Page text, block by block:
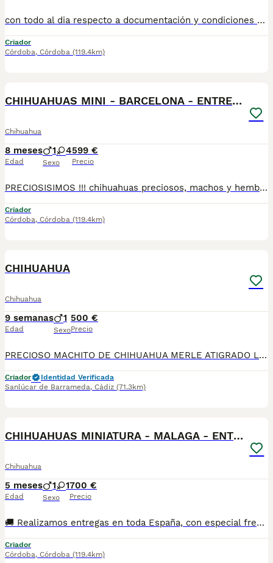
con todo al dia respecto a documentación y condiciones sanitarias , tanto así que hacemos entregas totalmente personalizadas y sin un euro por adelantado , obtenerse personas no aptas para tener perros , solo personas responsables. hacemos entregas a toda ESPAÑA . mas info 670864332
Criador
Córdoba, Córdoba (119.4km)
CHIHUAHUAS MINI - BARCELONA - ENTREGA
Chihuahua
8 meses
Edad
1 4
Sexo
599 €
Precio
PRECIOSISIMOS !!! chihuahuas preciosos, machos y hembras disponibles , se entregan con todo al dia respecto a documentación y condiciones sanitarias , tanto así que hacemos entregas totalmente personalizadas y sin un euro por adelantado , obtenerse personas no aptas para tener perros , solo personas responsables. hacemos entregas a toda ESPAÑA . mas info 670864332
Criador
Córdoba, Córdoba (119.4km)
CHIHUAHUA
Chihuahua
9 semanas
Edad
1
Sexo
500 €
Precio
PRECIOSO MACHITO DE CHIHUAHUA MERLE ATIGRADO LISTO PARA ENTREGA , NO DUDES EN LLAMARNOS PRECIO ECONOMICO
Criador
Identidad Verificada
Sanlúcar de Barrameda, Cádiz (71.3km)
CHIHUAHUAS MINIATURA - MALAGA - ENTREGA
Chihuahua
5 meses
Edad
1 1
Sexo
700 €
Precio
🚚 Realizamos entregas en toda España, con especial frecuencia en **Andalucía**: Sevilla, Málaga, Cádiz, Córdoba, Granada, Jaén, Huelva y Almería. También entregamos habitualmente en Marbella, Jerez de la Frontera, Estepona, Fuengirola, Benalmádena, Mijas, Dos Hermanas y cualquier punto de España. **Entrega 100% a contrarreembolso.** No tendrás que adelantar el importe del cachorro. Lo recibirás en la puerta de tu casa mediante transporte especializado y podrás comprobar que todo está correcto antes de realizar el pago. Nuestros cachorros se entregan: Vacunados y desparasitados según su edad. Con microchip, cartilla veterinaria y documentación al día. Revisados veterinariamente antes de salir de nuestras instalaciones. Procedentes de excelentes líneas, seleccionadas por salud, carácter y morfología. Perfectamente socializados y acostumbrados al contacto diario con personas. ✅ Iniciados en el aprendizaje para hacer sus necesidades sobre empapador, facilitando su adaptación al nuevo hogar. ✅ Con asesoramiento personalizado antes y después de la entrega. Nuestro objetivo no es vender un cachorro más. Queremos que cada familia reciba un compañero sano, equilibrado y criado con el máximo cuidado desde el primer día. 📩 Si deseas fotografías, vídeos o más información, escríbenos por privado. Estaremos encantados de ayudarte a encontrar el compañero perfecto670864332 . .
Criador
Córdoba, Córdoba (119.4km)